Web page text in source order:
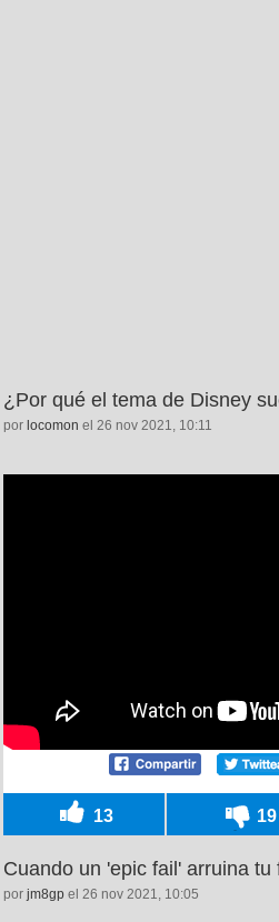
¿Por qué el tema de Disney
por locomon el 26 nov 2021, 10:11
13 19
Cuando un 'epic fail' arruina tu
por jm8gp el 26 nov 2021, 10:05